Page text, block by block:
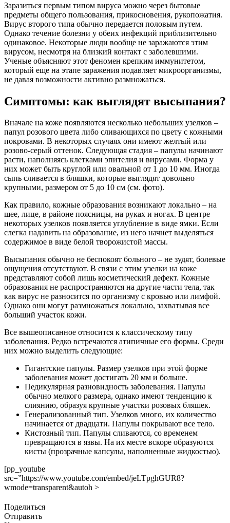
Заразиться первым типом вируса можно через бытовые
предметы общего пользования, прикосновения, рукопожатия.
Вирус второго типа обычно передается половым путем.
Однако течение болезни у обеих инфекций приблизительно
одинаковое. Некоторые люди вообще не заражаются этим
вирусом, несмотря на близкий контакт с заболевшими.
Ученые объясняют этот феномен крепким иммунитетом,
который еще на этапе заражения подавляет микроорганизмы,
не давая возможности активно размножаться.
Симптомы: как выглядят высыпания?
Вначале на коже появляются несколько небольших узелков –
папул розового цвета либо сливающихся по цвету с кожными
покровами. В некоторых случаях они имеют желтый или
розово-серый оттенок. Следующая стадия – папулы начинают
расти, наполняясь клетками эпителия и вирусами. Форма у
них может быть круглой или овальной от 1 до 10 мм. Иногда
сыпь сливается в бляшки, которые выглядят довольно
крупными, размером от 5 до 10 см (см. фото).
Как правило, кожные образования возникают локально – на
шее, лице, в районе поясницы, на руках и ногах. В центре
некоторых узелков появляется углубление в виде ямки. Если
слегка надавить на образование, из него начнет выделяться
содержимое в виде белой творожистой массы.
Высыпания обычно не беспокоят больного – не зудят, болевые
ощущения отсутствуют. В связи с этим узелки на коже
представляют собой лишь косметический дефект. Кожные
образования не распространяются на другие части тела, так
как вирус не разносится по организму с кровью или лимфой.
Однако они могут размножаться локально, захватывая все
больший участок кожи.
Все вышеописанное относится к классическому типу
заболевания. Редко встречаются атипичные его формы. Среди
них можно выделить следующие:
Гигантские папулы. Размер узелков при этой форме
заболевания может достигать 20 мм и больше.
Педикулярная разновидность заболевания. Папулы
обычно мелкого размера, однако имеют тенденцию к
слиянию, образуя крупные участки розовых бляшек.
Генерализованный тип. Узелков много, их количество
начинается от двадцати. Папулы покрывают все тело.
Кистозный тип. Папулы сливаются, со временем
превращаются в язвы. На их месте вскоре образуются
кисты (прозрачные капсулы, наполненные жидкостью).
[pp_youtube
src=”https://www.youtube.com/embed/jeLTpghGUR8?
wmode=transparent&autoh >
Поделиться
Отправить